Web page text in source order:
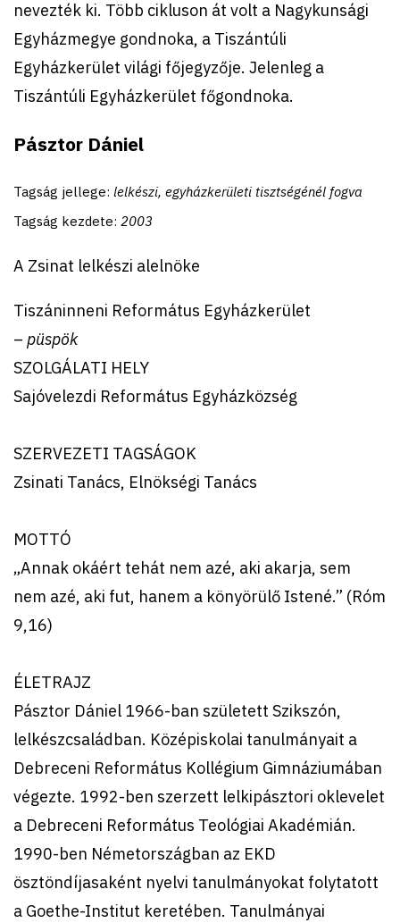
nevezték ki. Több cikluson át volt a Nagykunsági
Egyházmegye gondnoka, a Tiszántúli
Egyházkerület világi főjegyzője. Jelenleg a
Tiszántúli Egyházkerület főgondnoka.
Pásztor Dániel
Tagság jellege: lelkészi, egyházkerületi tisztségénél fogva
Tagság kezdete: 2003
A Zsinat lelkészi alelnöke
Tiszáninneni Református Egyházkerület
– püspök
SZOLGÁLATI HELY
Sajóvelezdi Református Egyházközség
SZERVEZETI TAGSÁGOK
Zsinati Tanács, Elnökségi Tanács
MOTTÓ
„Annak okáért tehát nem azé, aki akarja, sem
nem azé, aki fut, hanem a könyörülő Istené.” (Róm
9,16)
ÉLETRAJZ
Pásztor Dániel 1966-ban született Szikszón,
lelkészcsaládban. Középiskolai tanulmányait a
Debreceni Református Kollégium Gimnáziumában
végezte. 1992-ben szerzett lelkipásztori oklevelet
a Debreceni Református Teológiai Akadémián.
1990-ben Németországban az EKD
ösztöndíjasaként nyelvi tanulmányokat folytatott
a Goethe-Institut keretében. Tanulmányai